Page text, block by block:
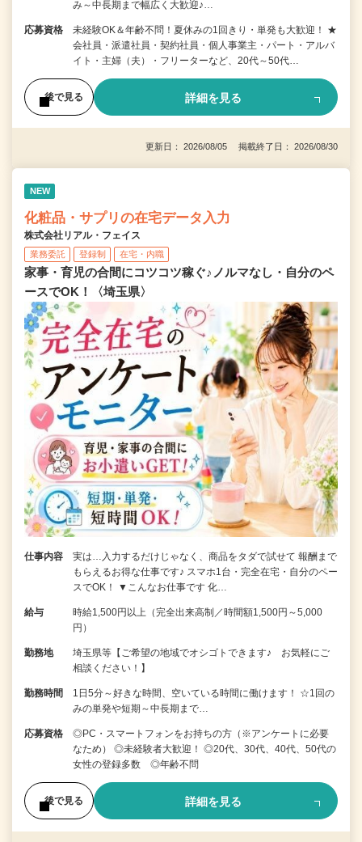
み～中長期まで幅広く大歓迎♪…
応募資格
未経験OK＆年齢不問！夏休みの1回きり・単発も大歓迎！ ★
会社員・派遣社員・契約社員・個人事業主・パート・アルバ
イト・主婦（夫）・フリーターなど、20代～50代…
後で見る 詳細を見る
更新日： 2026/08/05 掲載終了日： 2026/08/30
NEW
化粧品・サプリの在宅データ入力
株式会社リアル・フェイス
業務委託 登録制 在宅・内職
家事・育児の合間にコツコツ稼ぐ♪ノルマなし・自分のペ
ースでOK！〈埼玉県〉
仕事内容
実は…入力するだけじゃなく、商品をタダで試せて 報酬まで
もらえるお得な仕事です♪ スマホ1台・完全在宅・自分のペー
スでOK！ ▼こんなお仕事です 化…
給与
時給1,500円以上（完全出来高制／時間額1,500円～5,000
円）
勤務地
埼玉県等【ご希望の地域でオシゴトできます♪ お気軽にご
相談ください！】
勤務時間
1日5分～好きな時間、空いている時間に働けます！ ☆1回の
みの単発や短期～中長期まで…
応募資格
◎PC・スマートフォンをお持ちの方（※アンケートに必要
なため） ◎未経験者大歓迎！ ◎20代、30代、40代、50代の
女性の登録多数 ◎年齢不問
後で見る 詳細を見る